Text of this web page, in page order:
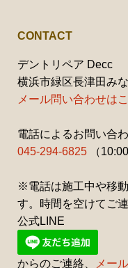
CONTACT
デントリペア Decc
横浜市緑区長津田み
メール問い合わせは
電話によるお問い合
045-294-6825（10:00
※電話は施工中や移
す。時間を空けてご連
公式LINE
からのご連絡、 メール